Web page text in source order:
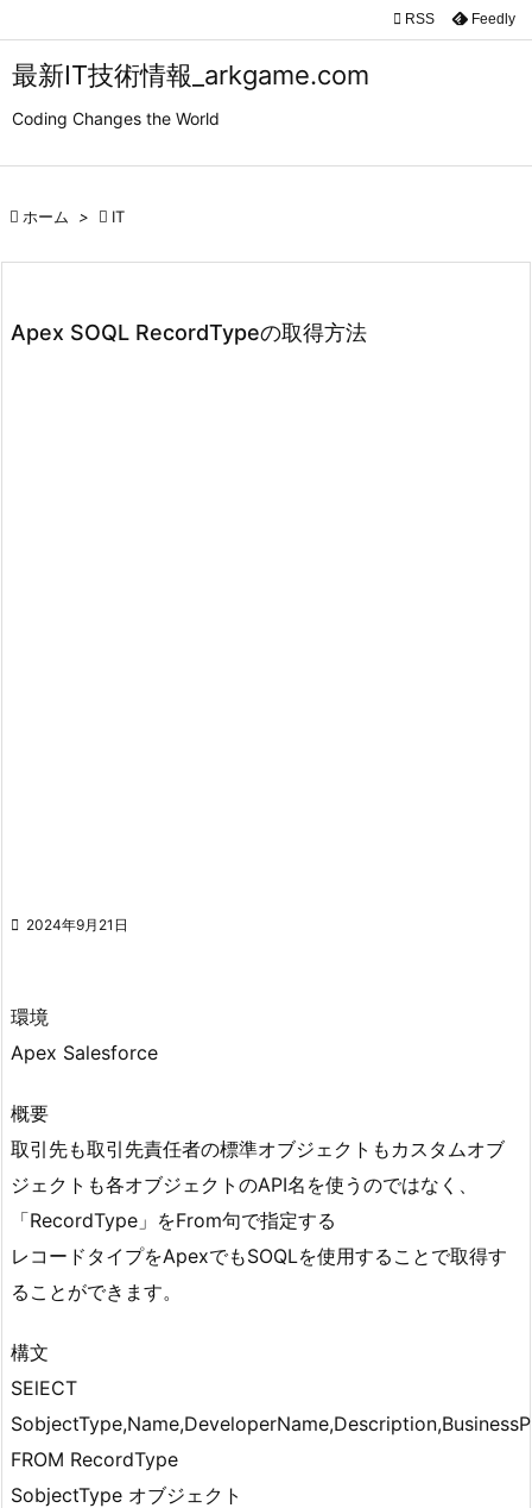
最新IT技術情報_arkgame.com
Coding Changes the World


 RSS Feedly
 ホーム >  IT
Apex SOQL RecordTypeの取得方法
 2024年9月21日
環境
Apex Salesforce
概要
取引先も取引先責任者の標準オブジェクトもカスタムオブ
ジェクトも各オブジェクトのAPI名を使うのではなく、
「RecordType」をFrom句で指定する
レコードタイプをApexでもSOQLを使用することで取得す
ることができます。
構文
SElECT
FROM RecordType
SobjectType オブジェクト